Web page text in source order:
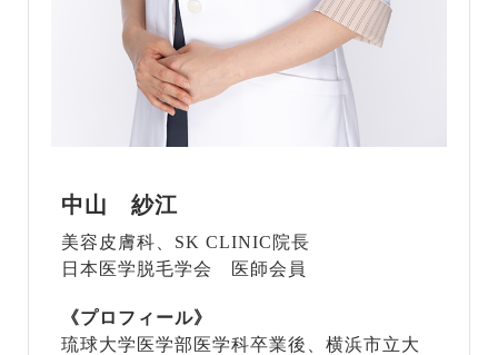
中山 紗江
美容皮膚科、SK CLINIC院長
日本医学脱毛学会 医師会員
《プロフィール》
琉球大学医学部医学科卒業後、横浜市立大